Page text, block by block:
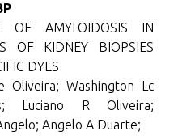
OF AMYLOIDOSIS IN
OF KIDNEY BIOPSIES
DYES
Oliveira; Washington Lc
Luciano R Oliveira;
Angelo A Duarte;